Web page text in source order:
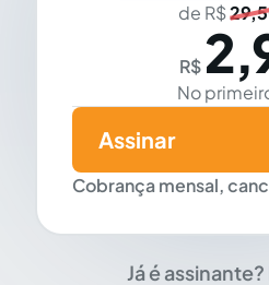
de R$
R$
No
Cobrança mensal,
Assinar
Já é assinante?